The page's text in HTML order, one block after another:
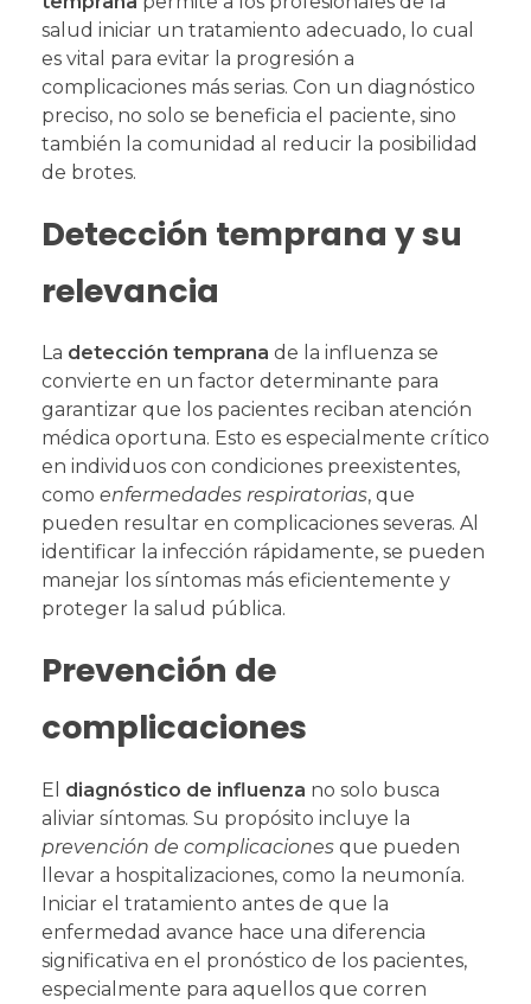
salud iniciar un tratamiento adecuado, lo cual
es vital para evitar la progresión a
complicaciones más serias. Con un diagnóstico
preciso, no solo se beneficia el paciente, sino
también la comunidad al reducir la posibilidad
de brotes.
Detección temprana y su
relevancia
La detección temprana de la influenza se
convierte en un factor determinante para
garantizar que los pacientes reciban atención
médica oportuna. Esto es especialmente crítico
en individuos con condiciones preexistentes,
como enfermedades respiratorias, que
pueden resultar en complicaciones severas. Al
identificar la infección rápidamente, se pueden
manejar los síntomas más eficientemente y
proteger la salud pública.
Prevención de
complicaciones
El diagnóstico de influenza no solo busca
aliviar síntomas. Su propósito incluye la
prevención de complicaciones que pueden
llevar a hospitalizaciones, como la neumonía.
Iniciar el tratamiento antes de que la
enfermedad avance hace una diferencia
significativa en el pronóstico de los pacientes,
especialmente para aquellos que corren